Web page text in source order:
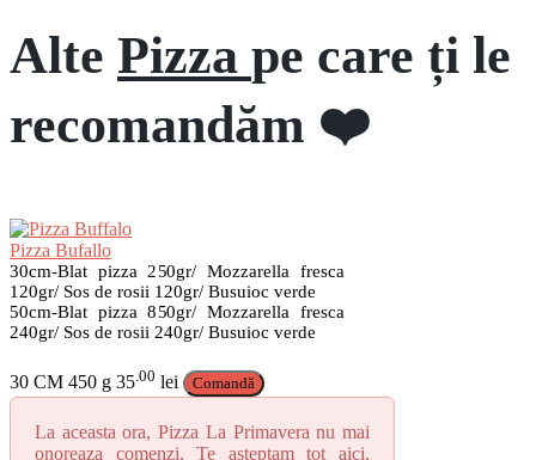
Alte Pizza pe care ți le
recomandăm ❤️
Pizza Bufallo
30cm-Blat pizza 250gr/ Mozzarella fresca
120gr/ Sos de rosii 120gr/ Busuioc verde
50cm-Blat pizza 850gr/ Mozzarella fresca
240gr/ Sos de rosii 240gr/ Busuioc verde
30 CM 450 g 35.00 lei Comandă
La aceasta ora, Pizza La Primavera nu mai
onoreaza comenzi. Te asteptam tot aici,